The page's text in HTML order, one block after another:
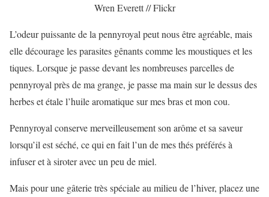
Wren Everett // Flickr
L’odeur puissante de la pennyroyal peut nous être agréable, mais
elle décourage les parasites gênants comme les moustiques et les
tiques. Lorsque je passe devant les nombreuses parcelles de
pennyroyal près de ma grange, je passe ma main sur le dessus des
herbes et étale l’huile aromatique sur mes bras et mon cou.
Pennyroyal conserve merveilleusement son arôme et sa saveur
lorsqu’il est séché, ce qui en fait l’un de mes thés préférés à
infuser et à siroter avec un peu de miel.
Mais pour une gâterie très spéciale au milieu de l’hiver, placez une